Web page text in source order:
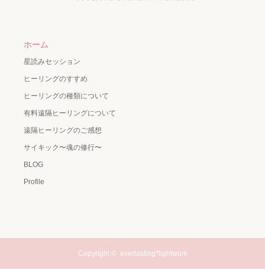
ホーム
星読みセッション
ヒーリングのすすめ
ヒーリングの種類について
有料遠隔ヒーリングについて
遠隔ヒーリングのご感想
サイキック〜魂の修行〜
BLOG
Profile
Copyright © everlasting*lightwork